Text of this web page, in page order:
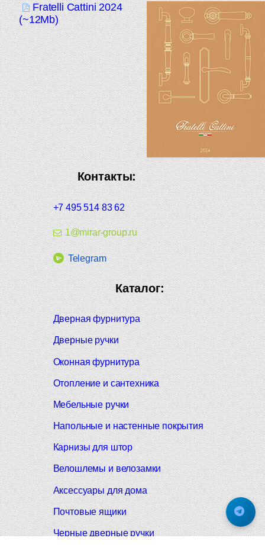
Fratelli Cattini 2024
(~12Mb)
Контакты:
+7 495 514 83 62
1@mirar-group.ru
Telegram
Каталог:
Дверная фурнитура
Дверные ручки
Оконная фурнитура
Отопление и сантехника
Мебельные ручки
Напольные и настенные покрытия
Карнизы для штор
Велошлемы и велозамки
Аксессуары для дома
Почтовые ящики
Черные дверные ручки